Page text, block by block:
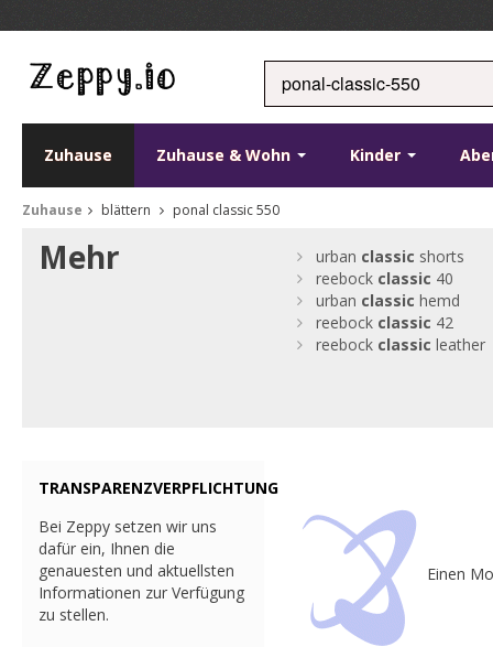
Zuhause Zuhause & Wohn Kinder
Zuhause blättern ponal classic 550
Mehr urban classic shorts
reebock classic 40
urban classic hemd
reebock classic 42
reebock classic leather
Einen
TRANSPARENZVERPFLICHTUNG
Bei Zeppy setzen wir uns
dafür ein, Ihnen die
genauesten und aktuellsten
Informationen zur Verfügung
zu stellen.